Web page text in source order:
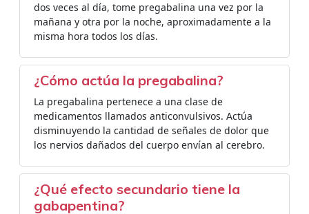
dos veces al día, tome pregabalina una vez por la
mañana y otra por la noche, aproximadamente a la
misma hora todos los días.
¿Cómo actúa la pregabalina?
La pregabalina pertenece a una clase de
medicamentos llamados anticonvulsivos. Actúa
disminuyendo la cantidad de señales de dolor que
los nervios dañados del cuerpo envían al cerebro.
¿Qué efecto secundario tiene la
gabapentina?